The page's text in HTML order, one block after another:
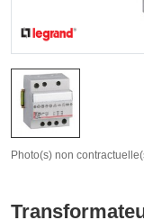
Photo(s) non